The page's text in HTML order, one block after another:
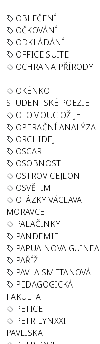
OBLEČENÍ
OČKOVÁNÍ
ODKLÁDÁNÍ
OFFICE SUITE
OCHRANA PŘÍRODY
OKÉNKO
STUDENTSKÉ POEZIE
OLOMOUC OŽIJE
OPERAČNÍ ANALÝZA
ORCHIDEJ
OSCAR
OSOBNOST
OSTROV CEJLON
OSVĚTIM
OTÁZKY VÁCLAVA
MORAVCE
PALAČINKY
PANDEMIE
PAPUA NOVA GUINEA
PAŘÍŽ
PAVLA SMETANOVÁ
PEDAGOGICKÁ
FAKULTA
PETICE
PETR LYNXXI
PAVLISKA